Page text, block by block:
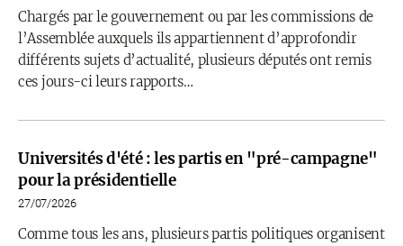
Chargés par le gouvernement ou par les commissions de
l’Assemblée auxquels ils appartiennent d’approfondir
différents sujets d’actualité, plusieurs députés ont remis
ces jours-ci leurs rapports…
Universités d'été : les partis en "pré-campagne"
pour la présidentielle
27/07/2026
Comme tous les ans, plusieurs partis politiques organisent